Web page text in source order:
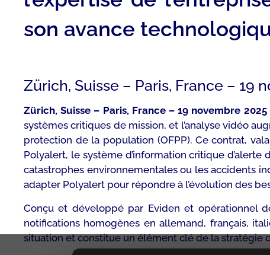
son avance
Zürich, Suisse – Paris, France – 19
Zürich, Suisse – Paris, France – 19 novembre 2025
systèmes critiques de mission, et l’analyse vidéo
protection de la population (OFPP). Ce contrat,
Polyalert, le système d’information critique
catastrophes environnementales ou les accidents
adapter Polyalert pour répondre à l’évolution des
Conçu et développé par Eviden et opérationnel
notifications homogènes en allemand, français,
situation et constitue un élément clé de la stratégie